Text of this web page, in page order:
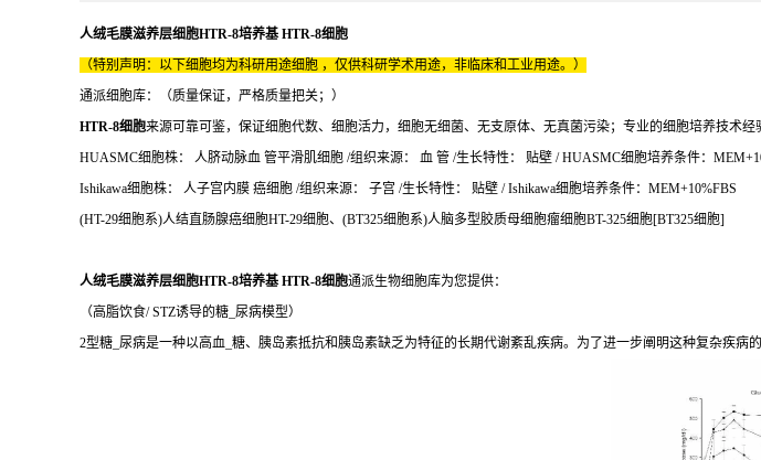
人绒毛膜滋养层细胞HTR-8培养基 HTR-8细胞
（特别声明：以下细胞均为科研用途细胞 ，仅供科研学术用途，非临床和工业用途。）
通派细胞库：（质量保证，严格质量把关；）
HTR-8细胞来源可靠可鉴，保证细胞代数、细胞活力，细胞无细菌、无支原体、无真菌污染；专业的细胞培养技术经
HUASMC细胞株： 人脐动脉血 管平滑肌细胞 /组织来源： 血 管 /生长特性： 贴壁 / HUASMC细胞培养条件：
Ishikawa细胞株： 人子宫内膜 癌细胞 /组织来源： 子宫 /生长特性： 贴壁 / Ishikawa细胞培养条件：MEM+10%FBS
(HT-29细胞系)人结直肠腺癌细胞HT-29细胞、(BT325细胞系)人脑多型胶质母细胞瘤细胞BT-325细胞[BT325细胞]
人绒毛膜滋养层细胞HTR-8培养基 HTR-8细胞通派生物细胞库为您提供：
（高脂饮食/ STZ诱导的糖_尿病模型）
2型糖_尿病是一种以高血_糖、胰岛素抵抗和胰岛素缺乏为特征的长期代谢紊乱疾病。为了进一步阐明这种复杂疾